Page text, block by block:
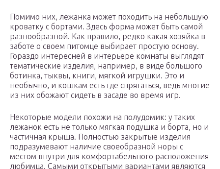
Помимо них, лежанка может походить на небольшую
кроватку с бортами. Здесь форма может быть самой
разнообразной. Как правило, редко какая хозяйка в
заботе о своем питомце выбирает простую основу.
Гораздо интересней в интерьере комнаты выглядят
тематические изделия, например, в виде большого
ботинка, тыквы, книги, мягкой игрушки. Это и
необычно, и кошкам есть где спрятаться, ведь многие
из них обожают сидеть в засаде во время игр.
Некоторые модели похожи на полудомик: у таких
лежанок есть не только мягкая подушка и борта, но и
частичная крыша. Полностью закрытые изделия
подразумевают наличие своеобразной норы с
местом внутри для комфортабельного расположения
любимца. Самыми открытыми вариантами являются